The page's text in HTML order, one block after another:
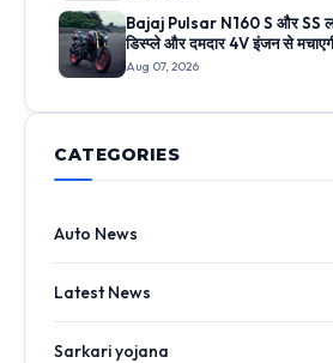
Bajaj Pulsar N160 S और SS
डिस्प्ले और दमदार 4V इंजन से
Aug 07, 2026
CATEGORIES
Auto News
Latest News
Sarkari yojana